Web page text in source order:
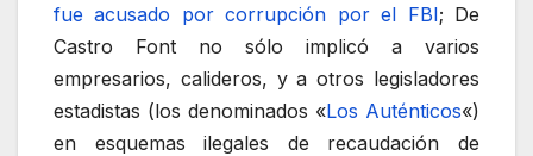
fue acusado por corrupción por el FBI; De
Castro Font no sólo implicó a varios
empresarios, calideros, y a otros legisladores
estadistas (los denominados «Los Auténticos«)
en esquemas ilegales de recaudación de